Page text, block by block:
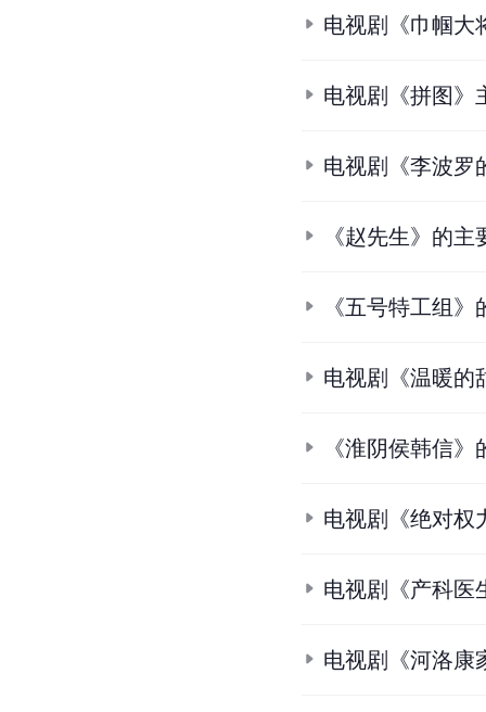
电视剧《巾帼大
电视剧《拼图》
电视剧《李波罗
《赵先生》的主
《五号特工组
电视剧《温暖的
《淮阴侯韩信
电视剧《绝对权
电视剧《产科医
电视剧《河洛康